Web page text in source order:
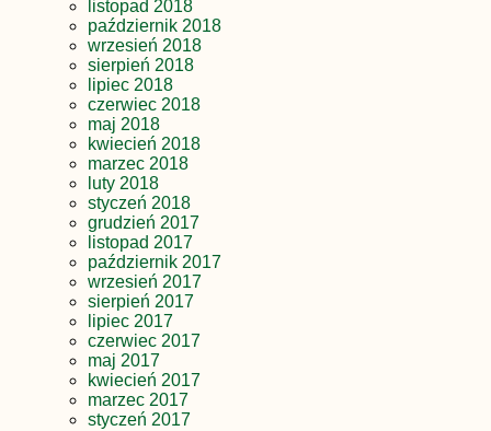
listopad 2018
październik 2018
wrzesień 2018
sierpień 2018
lipiec 2018
czerwiec 2018
maj 2018
kwiecień 2018
marzec 2018
luty 2018
styczeń 2018
grudzień 2017
listopad 2017
październik 2017
wrzesień 2017
sierpień 2017
lipiec 2017
czerwiec 2017
maj 2017
kwiecień 2017
marzec 2017
styczeń 2017